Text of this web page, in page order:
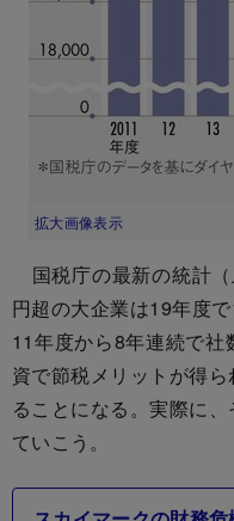
拡大画像表示
国税庁の最新の統計
円超の大企業は19年度
11年度から8年連続で
資で節税メリットが得
ることになる。実際に
ていこう。